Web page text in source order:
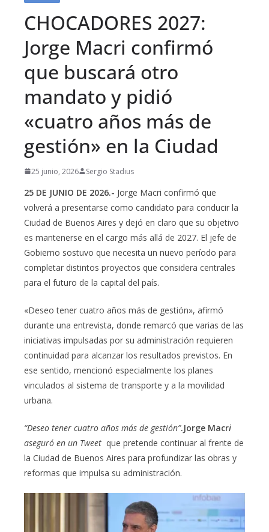
CHOCADORES 2027:
Jorge Macri confirmó
que buscará otro
mandato y pidió
«cuatro años más de
gestión» en la Ciudad
25 junio, 2026 Sergio Stadius
25 DE JUNIO DE 2026.- Jorge Macri confirmó que
volverá a presentarse como candidato para conducir la
Ciudad de Buenos Aires y dejó en claro que su objetivo
es mantenerse en el cargo más allá de 2027. El jefe de
Gobierno sostuvo que necesita un nuevo período para
completar distintos proyectos que considera centrales
para el futuro de la capital del país.
«Deseo tener cuatro años más de gestión», afirmó
durante una entrevista, donde remarcó que varias de las
iniciativas impulsadas por su administración requieren
continuidad para alcanzar los resultados previstos. En
ese sentido, mencionó especialmente los planes
vinculados al sistema de transporte y a la movilidad
urbana.
“Deseo tener cuatro años más de gestión”.Jorge Macri
aseguró en un Tweet que pretende continuar al frente de
la Ciudad de Buenos Aires para profundizar las obras y
reformas que impulsa su administración.